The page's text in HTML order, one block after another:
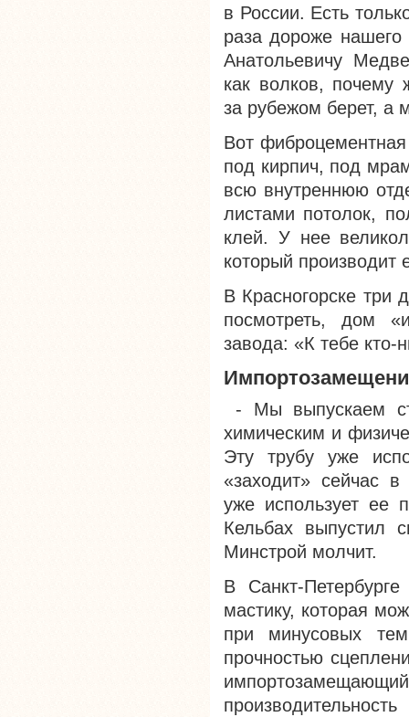
в России. Есть
раза дороже
Анатольевичу
как волков, почему
за рубежом берет, а
Вот
под кирпич, под
всю внутреннюю
листами потолок,
клей. У нее
который
В Красногорске три
посмотреть, дом
завода: «К тебе
- Мы выпускаем
химическим и
Эту трубу уже
«заходит» сейчас в
уже использует ее
Кельбах выпустил
Минстрой молчит.
В Санкт-
мастику, которая
при минусовых
прочностью